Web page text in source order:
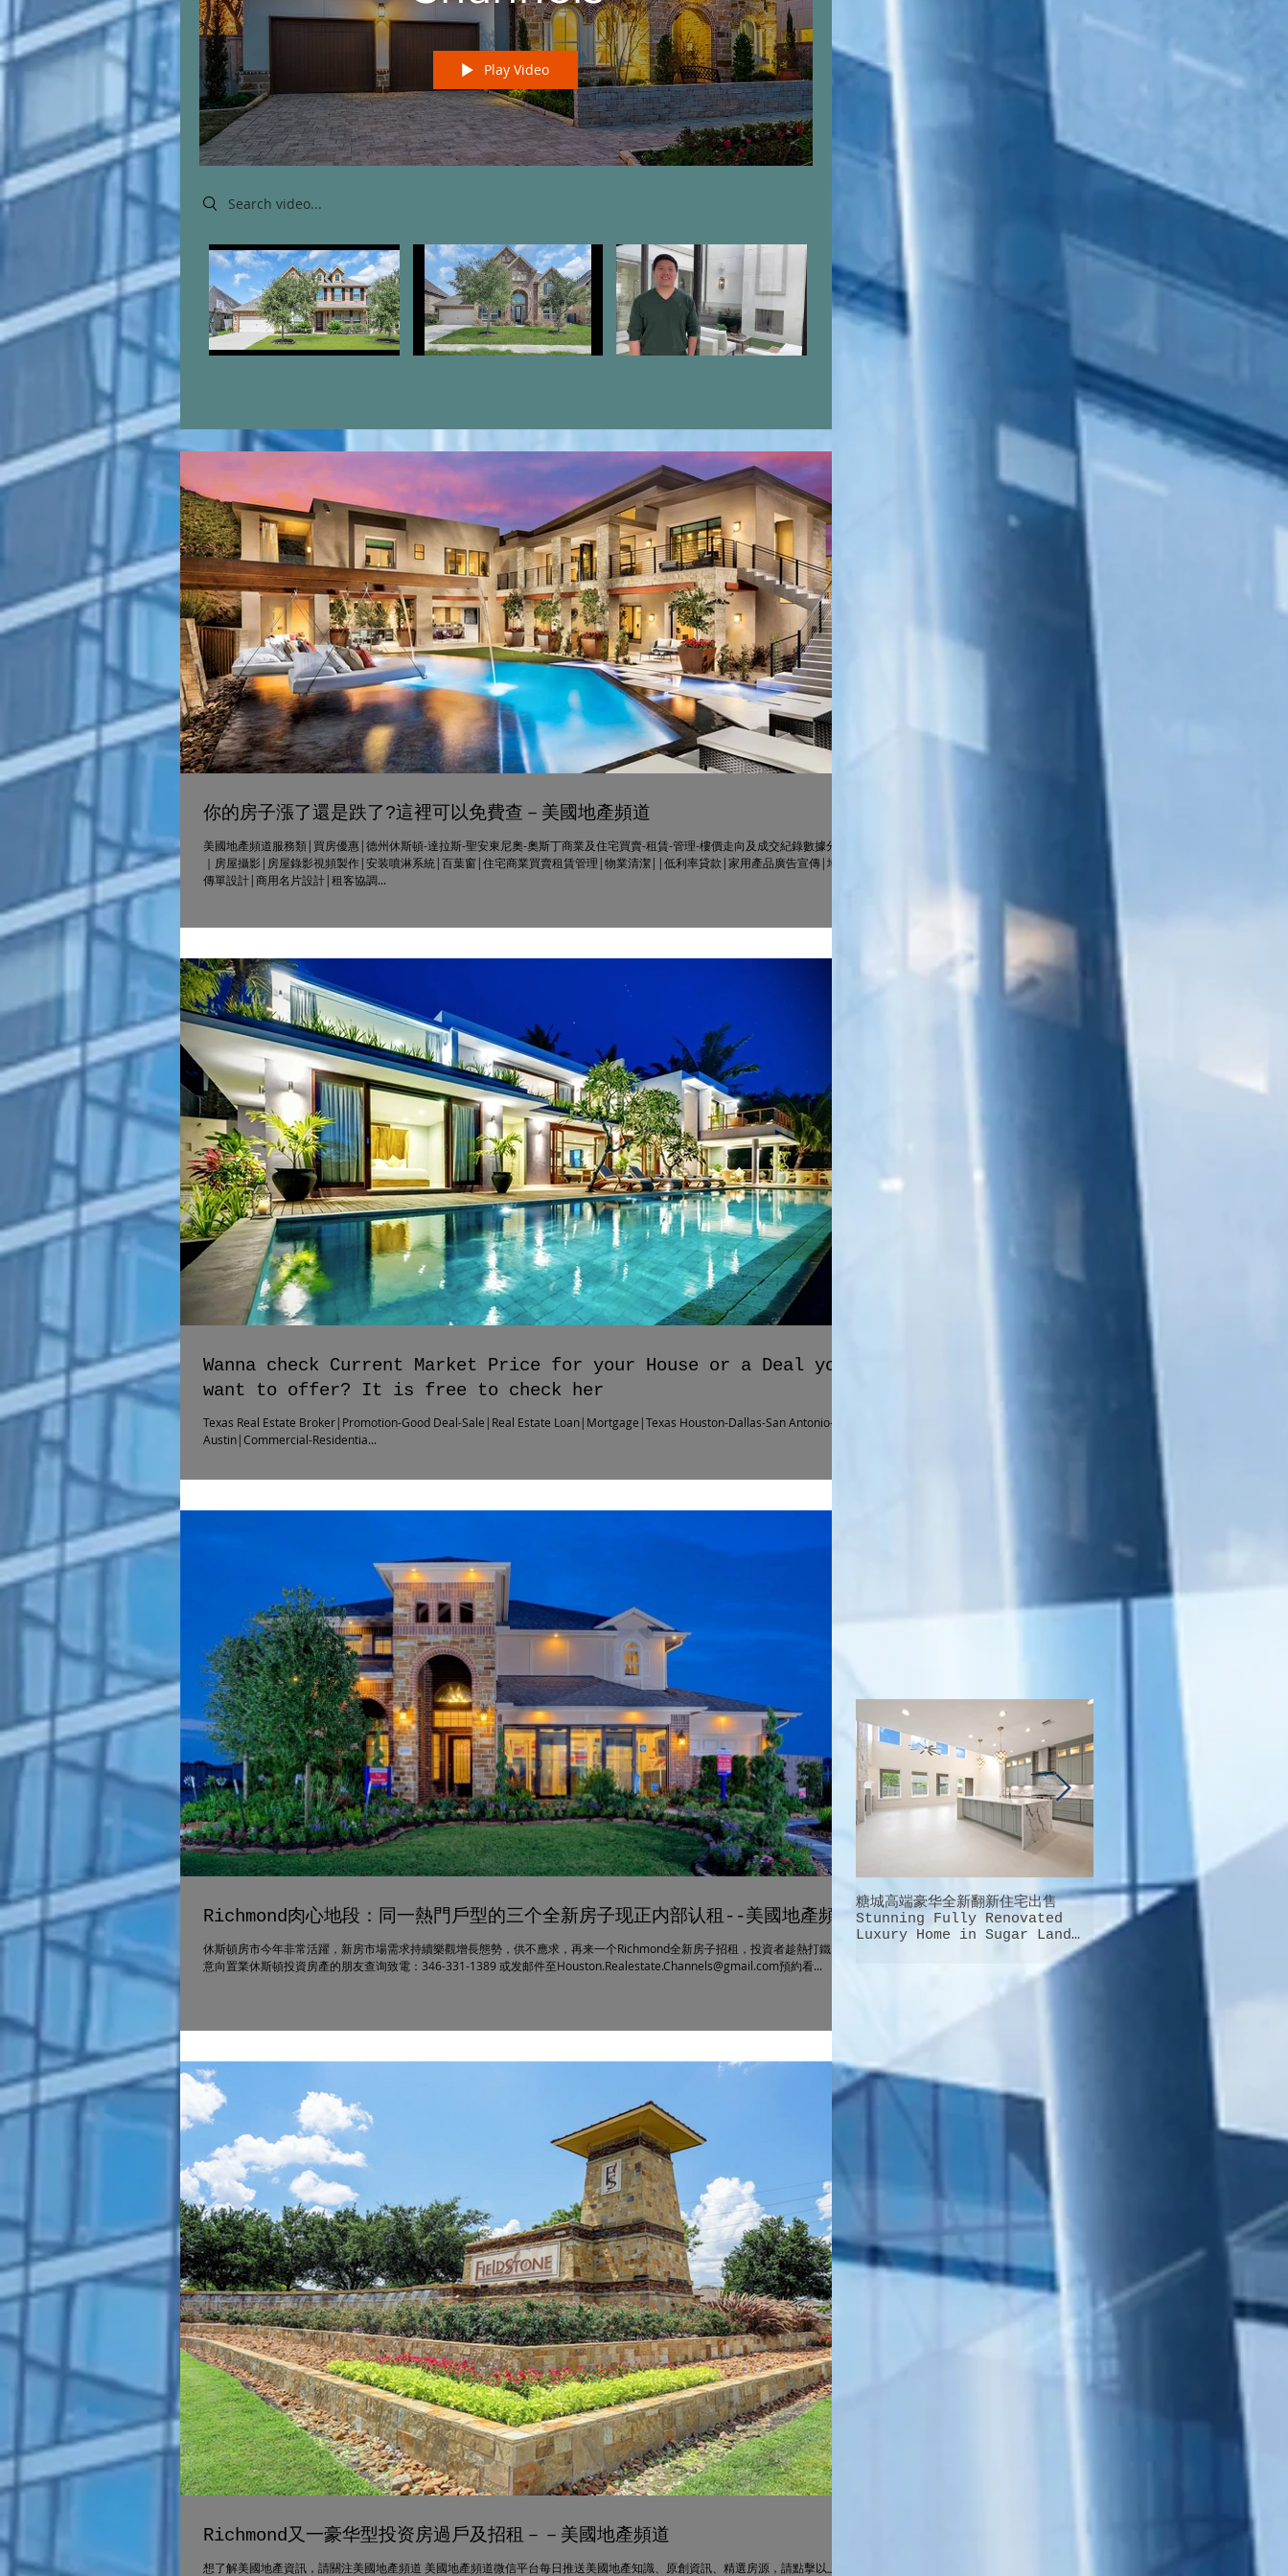
Play Video
Search videos
你的房子漲了還是跌了?這裡可以免費查－美國地產頻道
美國地產頻道服務類|買房優惠|德州休斯頓-達拉斯-聖安東尼奧-奧斯丁商業及住宅買賣-租賃-管理-樓價走向及成交紀錄數據分析
｜房屋攝影|房屋錄影視頻製作|安装噴淋系統|百葉窗|住宅商業買賣租賃管理|物業清潔||低利率貸款|家用產品廣告宣傳|地產
傳單設計|商用名片設計|租客協調...
Wanna check Current Market Price for your House or a Deal you
want to offer? It is free to check her
Texas Real Estate Broker|Promotion-Good Deal-Sale|Real Estate Loan|Mortgage|Texas Houston-Dallas-San Antonio-
Austin|Commercial-Residentia...
Richmond肉心地段：同一熱門戶型的三个全新房子现正内部认租--美國地產頻道
休斯頓房市今年非常活躍，新房市場需求持續樂觀增長態勢，供不應求，再来一个Richmond全新房子招租，投資者趁熱打鐵，有
意向置業休斯頓投資房產的朋友查询致電：346-331-1389 或发邮件至Houston.Realestate.Channels@gmail.com預約看...
Richmond又一豪华型投资房過戶及招租－－美國地產頻道
想了解美國地產資訊，請關注美國地產頻道 美國地產頻道微信平台每日推送美國地產知識、原創資訊、精選房源，請點擊以上藍
糖城高端豪华全新翻新住宅出售
Stunning Fully Renovated
Luxury Home in Sugar Land
德州大休斯顿地区最完美最能
庭幸福的超大型社区就在这里
Cypress的桥城新城